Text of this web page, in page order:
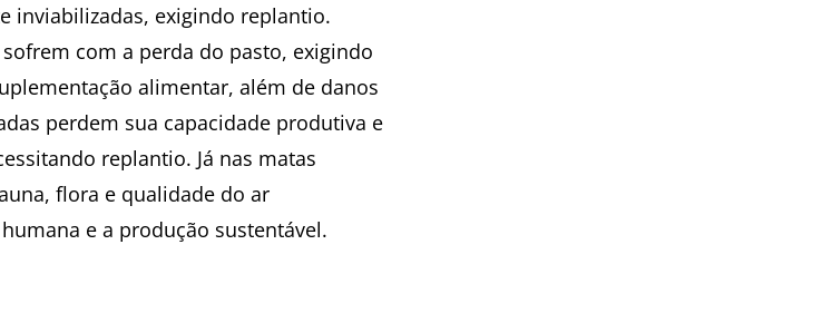
inviabilizadas, exigindo replantio.
com a perda do pasto, exigindo
alimentar, além de danos
perdem sua capacidade produtiva e
replantio. Já nas matas
flora e qualidade do ar
e a produção sustentável.